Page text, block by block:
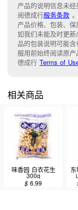
产品的说明信息未
阅德成行服务条款 。
产品价格、包装、保
如我们未能及时更
品的包装说明可能
服用前始终阅读原
德成行 Terms of
相关商品
味香园 白衣花生
300g
$6.99